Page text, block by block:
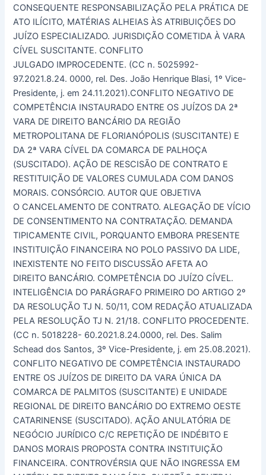
CONSEQUENTE RESPONSABILIZAÇÃO PELA PRÁTICA DE
ATO ILÍCITO, MATÉRIAS ALHEIAS ÀS ATRIBUIÇÕES DO
JUÍZO ESPECIALIZADO. JURISDIÇÃO COMETIDA À VARA
CÍVEL SUSCITANTE. CONFLITO
JULGADO IMPROCEDENTE. (CC n. 5025992-
97.2021.8.24. 0000, rel. Des. João Henrique Blasi, 1º Vice-
Presidente, j. em 24.11.2021).CONFLITO NEGATIVO DE
COMPETÊNCIA INSTAURADO ENTRE OS JUÍZOS DA 2ª
VARA DE DIREITO BANCÁRIO DA REGIÃO
METROPOLITANA DE FLORIANÓPOLIS (SUSCITANTE) E
DA 2ª VARA CÍVEL DA COMARCA DE PALHOÇA
(SUSCITADO). AÇÃO DE RESCISÃO DE CONTRATO E
RESTITUIÇÃO DE VALORES CUMULADA COM DANOS
MORAIS. CONSÓRCIO. AUTOR QUE OBJETIVA
O CANCELAMENTO DE CONTRATO. ALEGAÇÃO DE VÍCIO
DE CONSENTIMENTO NA CONTRATAÇÃO. DEMANDA
TIPICAMENTE CIVIL, PORQUANTO EMBORA PRESENTE
INSTITUIÇÃO FINANCEIRA NO POLO PASSIVO DA LIDE,
INEXISTENTE NO FEITO DISCUSSÃO AFETA AO
DIREITO BANCÁRIO. COMPETÊNCIA DO JUÍZO CÍVEL.
INTELIGÊNCIA DO PARÁGRAFO PRIMEIRO DO ARTIGO 2º
DA RESOLUÇÃO TJ N. 50/11, COM REDAÇÃO ATUALIZADA
PELA RESOLUÇÃO TJ N. 21/18. CONFLITO PROCEDENTE.
(CC n. 5018228- 60.2021.8.24.0000, rel. Des. Salim
Schead dos Santos, 3º Vice-Presidente, j. em 25.08.2021).
CONFLITO NEGATIVO DE COMPETÊNCIA INSTAURADO
ENTRE OS JUÍZOS DE DIREITO DA VARA ÚNICA DA
COMARCA DE PALMITOS (SUSCITANTE) E UNIDADE
REGIONAL DE DIREITO BANCÁRIO DO EXTREMO OESTE
CATARINENSE (SUSCITADO). AÇÃO ANULATÓRIA DE
NEGÓCIO JURÍDICO C/C REPETIÇÃO DE INDÉBITO E
DANOS MORAIS PROPOSTA CONTRA INSTITUIÇÃO
FINANCEIRA. CONTROVÉRSIA QUE NÃO INGRESSA EM